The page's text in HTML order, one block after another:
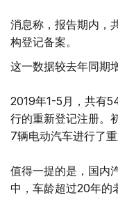
消息称，报告期内，
构登记备案。
这一数据较去年同期
2019年1-5月，共有
行的重新登记注册。
7辆电动汽车进行了重
值得一提的是，国内
中，车龄超过20年的